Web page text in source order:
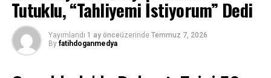
Tutuklu, “Tahliyemi İstiyorum” Dedi
Yayımlandı 1 ay önceüzerinde Temmuz 7, 2026
By fatihdoganmedya